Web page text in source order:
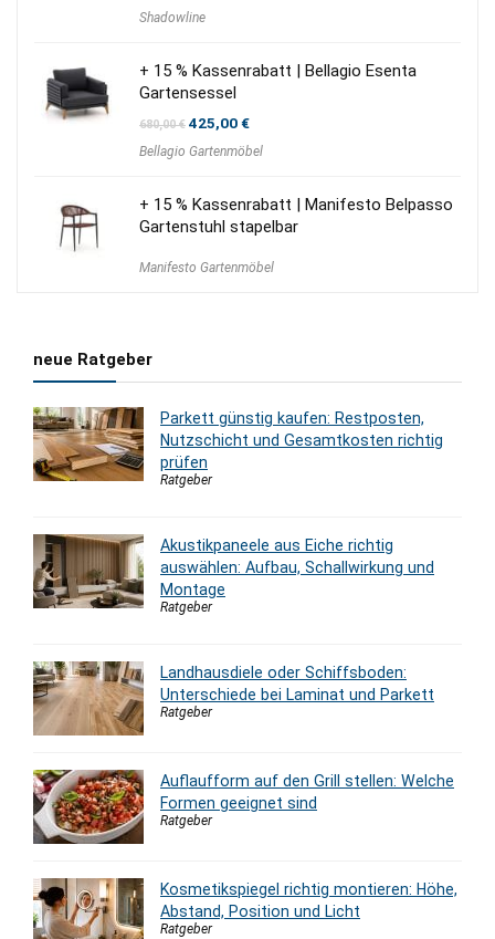
war:
Shadowline
+ 15 % Kassenrabatt | Bellagio Esenta
Gartensessel
680,00€ Ursprünglicher
war:
425,00€Aktueller
ist:
Bellagio Gartenmöbel
+ 15 % Kassenrabatt | Manifesto Belpasso
Gartenstuhl stapelbar
Manifesto Gartenmöbel
neue Ratgeber
Parkett günstig kaufen: Restposten,
Nutzschicht und Gesamtkosten richtig
prüfen
Ratgeber
Akustikpaneele aus Eiche richtig
auswählen: Aufbau, Schallwirkung und
Montage
Ratgeber
Landhausdiele oder Schiffsboden:
Unterschiede bei Laminat und Parkett
Ratgeber
Auflaufform auf den Grill stellen: Welche
Formen geeignet sind
Ratgeber
Kosmetikspiegel richtig montieren: Höhe,
Abstand, Position und Licht
Ratgeber